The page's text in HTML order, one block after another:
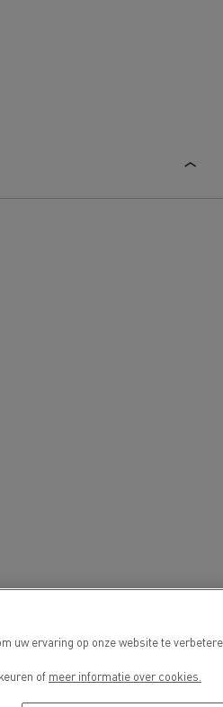
uw ervaring op onze website te
of meer informatie over cookies.